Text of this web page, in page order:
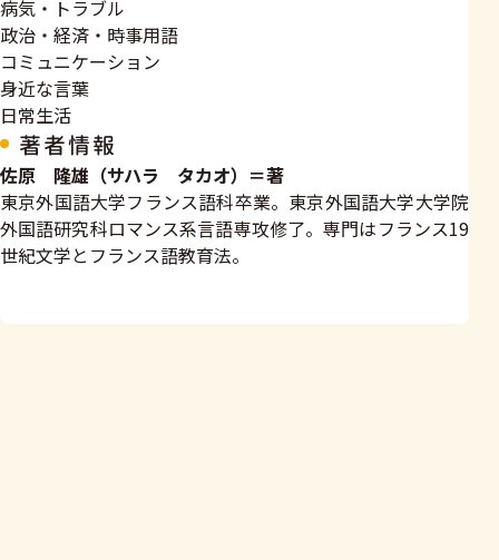
病気・トラブル
政治・経済・時事用語
コミュニケーション
身近な言葉
日常生活
著者情報
佐原 隆雄（サハラ タカオ）＝著
東京外国語大学フランス語科卒業。東京外国語大学大学院
外国語研究科ロマンス系言語専攻修了。専門はフランス19
世紀文学とフランス語教育法。